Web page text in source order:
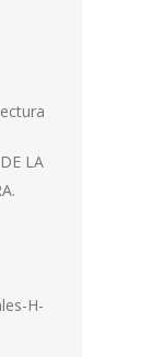
LA